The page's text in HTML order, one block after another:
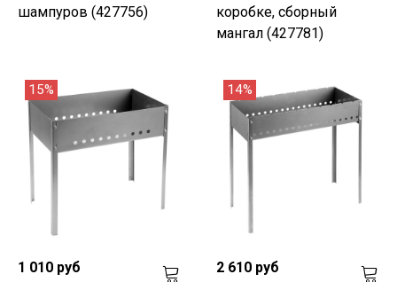
шампуров (427756)
коробке, сборный
мангал (427781)
15%
1 010 руб
14%
2 610 руб